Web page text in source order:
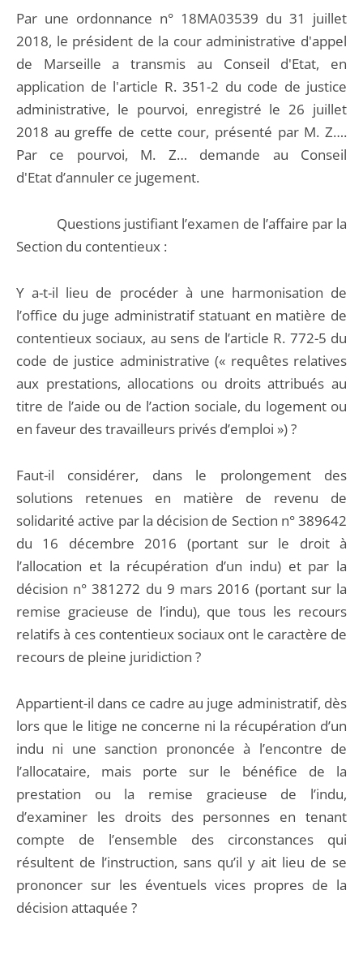
Par une ordonnance n° 18MA03539 du 31 juillet
2018, le président de la cour administrative d'appel
de Marseille a transmis au Conseil d'Etat, en
application de l'article R. 351-2 du code de justice
administrative, le pourvoi, enregistré le 26 juillet
2018 au greffe de cette cour, présenté par M. Z….
Par ce pourvoi, M. Z… demande au Conseil
d'Etat d’annuler ce jugement.
Questions justifiant l’examen de l’affaire par la
Section du contentieux :
Y a-t-il lieu de procéder à une harmonisation de
l’office du juge administratif statuant en matière de
contentieux sociaux, au sens de l’article R. 772-5 du
code de justice administrative (« requêtes relatives
aux prestations, allocations ou droits attribués au
titre de l’aide ou de l’action sociale, du logement ou
en faveur des travailleurs privés d’emploi ») ?
Faut-il considérer, dans le prolongement des
solutions retenues en matière de revenu de
solidarité active par la décision de Section n° 389642
du 16 décembre 2016 (portant sur le droit à
l’allocation et la récupération d’un indu) et par la
décision n° 381272 du 9 mars 2016 (portant sur la
remise gracieuse de l’indu), que tous les recours
relatifs à ces contentieux sociaux ont le caractère de
recours de pleine juridiction ?
Appartient-il dans ce cadre au juge administratif, dès
lors que le litige ne concerne ni la récupération d’un
indu ni une sanction prononcée à l’encontre de
l’allocataire, mais porte sur le bénéfice de la
prestation ou la remise gracieuse de l’indu,
d’examiner les droits des personnes en tenant
compte de l’ensemble des circonstances qui
résultent de l’instruction, sans qu’il y ait lieu de se
prononcer sur les éventuels vices propres de la
décision attaquée ?